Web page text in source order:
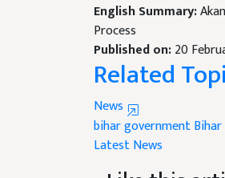
Process
Published on:
Related
News
bihar government
Latest News
Like this